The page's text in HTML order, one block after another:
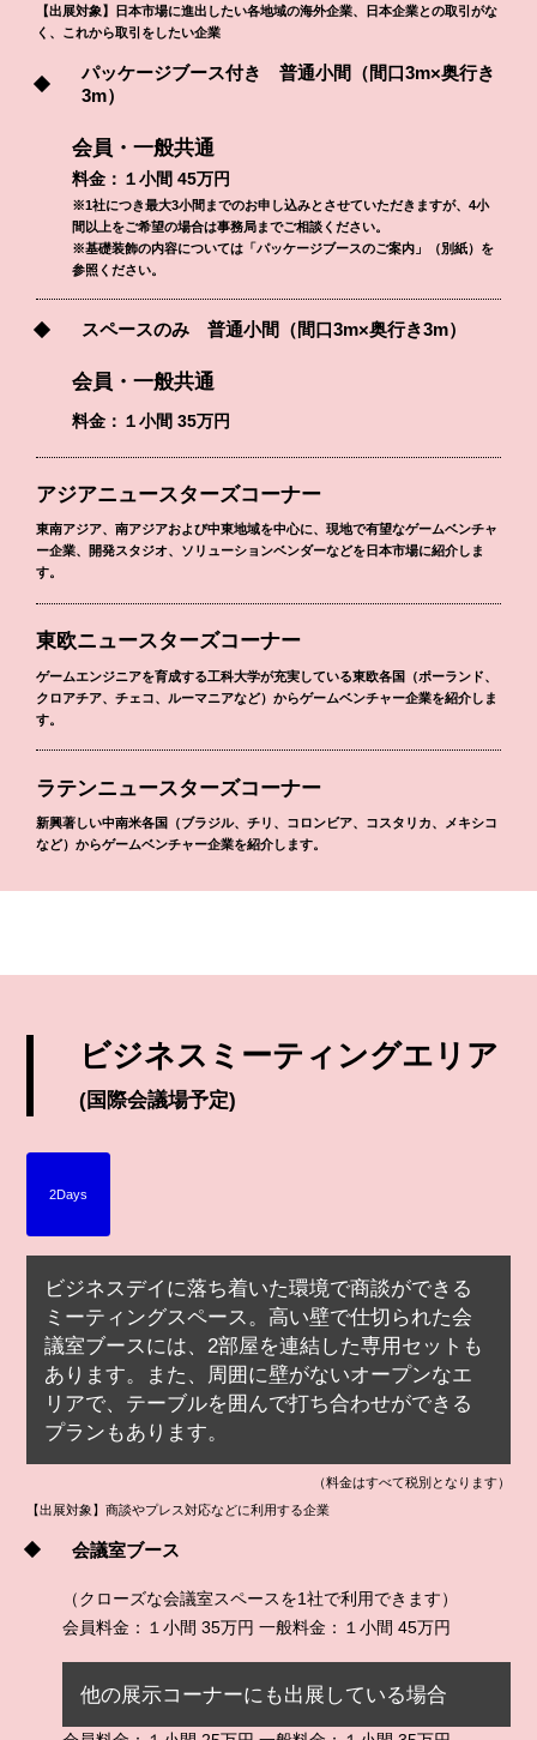
【出展対象】日本市場に進出したい各地域の海外企業、日本企業との取引がな
く、これから取引をしたい企業
パッケージブース付き 普通小間
（間口3m×奥行き
3m）
会員・一般共通
料金：１小間 45万円
※1社につき最大3小間までのお申し込みとさせていただきますが、4小
間以上をご希望の場合は事務局までご相談ください。
※基礎装飾の内容については「パッケージブースのご案内」（別紙）を
参照ください。
スペースのみ 普通小間 （間口3m×奥行き3m）
会員・一般共通
料金：１小間 35万円
アジアニュースターズコーナー
東南アジア、南アジアおよび中東地域を中心に、現地で有望なゲームベンチャ
ー企業、開発スタジオ、ソリューションベンダーなどを日本市場に紹介しま
す。
東欧ニュースターズコーナー
ゲームエンジニアを育成する工科大学が充実している東欧各国（ポーランド、
クロアチア、チェコ、ルーマニアなど）からゲームベンチャー企業を紹介しま
す。
ラテンニュースターズコーナー
新興著しい中南米各国（ブラジル、チリ、コロンビア、コスタリカ、メキシコ
など）からゲームベンチャー企業を紹介します。
ビジネスミーティングエリア
(国際会議場予定)
2Days
ビジネスデイに落ち着いた環境で商談ができる
ミーティングスペース。高い壁で仕切られた会
議室ブースには、2部屋を連結した専用セットも
あります。また、周囲に壁がないオープンなエ
リアで、テーブルを囲んで打ち合わせができる
プランもあります。
（料金はすべて税別となります）
【出展対象】商談やプレス対応などに利用する企業
会議室ブース
（クローズな会議室スペースを1社で利用できます）
会員料金：１小間 35万円 一般料金：１小間 45万円
他の展示コーナーにも出展している場合